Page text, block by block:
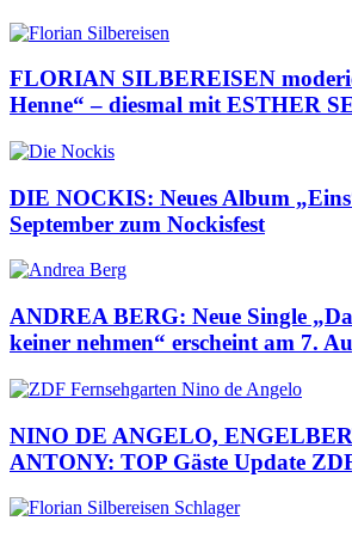
FLORIAN SILBEREISEN
Henne“ – diesmal mit ESTHER
DIE NOCKIS: Neues Album
September zum Nockisfest
ANDREA BERG: Neue Single
keiner nehmen“ erscheint am 7.
NINO DE ANGELO,
ANTONY: TOP Gäste Update